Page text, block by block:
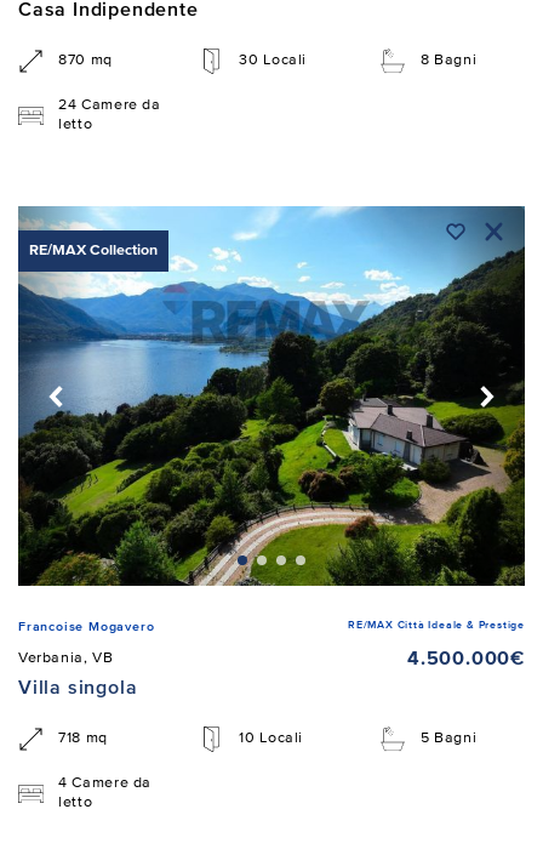
Casa Indipendente
870 mq 30 Locali 8 Bagni
24 Camere da
letto
RE/MAX Collection
Francoise Mogavero RE/MAX Città Ideale & Prestige
Verbania, VB
4.500.000€
Villa singola
718 mq 10 Locali 5 Bagni
4 Camere da
letto